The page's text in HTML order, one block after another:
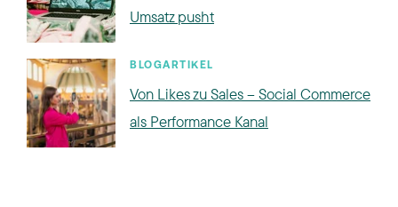
Umsatz pusht
BLOGARTIKEL
Von Likes zu Sales – Social Commerce
als Performance Kanal